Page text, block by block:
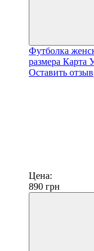
Футболка
размера Карта
Оставить отзыв
Цена:
890 грн